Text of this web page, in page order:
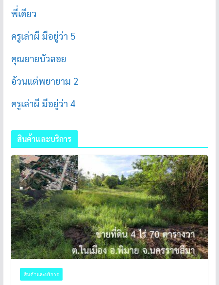
พี่เดียว
ครูเล่าผี มีอยู่ว่า 5
คุณยายบัวลอย
อ้วนแต่พยายาม 2
ครูเล่าผี มีอยู่ว่า 4
สินค้าและบริการ
สินค้าและบริการ